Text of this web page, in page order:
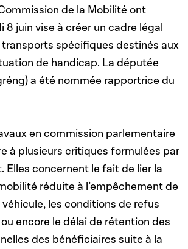
de la Mobilité ont
8 juin vise à créer un cadre légal
spécifiques destinés aux
de handicap. La députée
a été nommée rapportrice du
en commission parlementaire
à plusieurs critiques formulées par
Elles concernent le fait de lier la
réduite à l’empêchement de
véhicule, les conditions de refus
encore le délai de rétention des
des bénéficiaires suite à la